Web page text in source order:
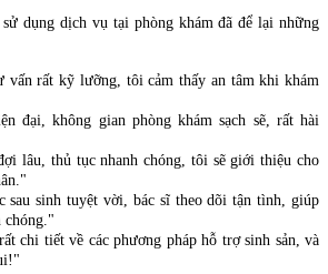
dụng dịch vụ tại phòng khám đã để lại những
vấn rất kỹ lưỡng, tôi cảm thấy an tâm khi khám
đại, không gian phòng khám sạch sẽ, rất hài
lâu, thủ tục nhanh chóng, tôi sẽ giới thiệu cho
sau sinh tuyệt vời, bác sĩ theo dõi tận tình, giúp
chóng."
chi tiết về các phương pháp hỗ trợ sinh sản, và